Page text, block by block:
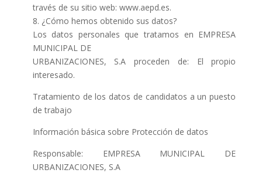
través de su sitio web: www.aepd.es.
8. ¿Cómo hemos obtenido sus datos?
Los datos personales que tratamos en EMPRESA
MUNICIPAL DE
URBANIZACIONES, S.A proceden de: El propio
interesado.
Tratamiento de los datos de candidatos a un puesto
de trabajo
Información básica sobre Protección de datos
Responsable: EMPRESA MUNICIPAL DE
URBANIZACIONES, S.A